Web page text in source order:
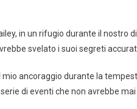
in un rifugio durante il nostro
svelato i suoi segreti
ancoraggio durante la
di eventi che non avrebbe